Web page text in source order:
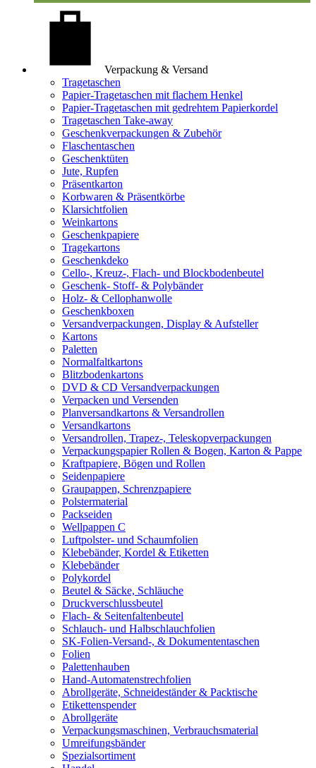
Verpackung & Versand
Tragetaschen
Papier-Tragetaschen mit flachem Henkel
Papier-Tragetaschen mit gedrehtem Papierkordel
Tragetaschen Take-away
Geschenkverpackungen & Zubehör
Flaschentaschen
Geschenktüten
Jute, Rupfen
Präsentkarton
Korbwaren & Präsentkörbe
Klarsichtfolien
Weinkartons
Geschenkpapiere
Tragekartons
Geschenkdeko
Cello-, Kreuz-, Flach- und Blockbodenbeutel
Geschenk- Stoff- & Polybänder
Holz- & Cellophanwolle
Geschenkboxen
Versandverpackungen, Display & Aufsteller
Kartons
Paletten
Normalfaltkartons
Blitzbodenkartons
DVD & CD Versandverpackungen
Verpacken und Versenden
Planversandkartons & Versandrollen
Versandkartons
Versandrollen, Trapez-, Teleskopverpackungen
Verpackungspapier Rollen & Bogen, Karton & Pappe
Kraftpapiere, Bögen und Rollen
Seidenpapiere
Graupappen, Schrenzpapiere
Polstermaterial
Packseiden
Wellpappen C
Luftpolster- und Schaumfolien
Klebebänder, Kordel & Etiketten
Klebebänder
Polykordel
Beutel & Säcke, Schläuche
Druckverschlussbeutel
Flach- & Seitenfaltenbeutel
Schlauch- und Halbschlauchfolien
SK-Folien-Versand-, & Dokumententaschen
Folien
Palettenhauben
Hand-Automatenstrechfolien
Abrollgeräte, Schneideständer & Packtische
Etikettenspender
Abrollgeräte
Verpackungsmaschinen, Verbrauchsmaterial
Umreifungsbänder
Spezialsortiment